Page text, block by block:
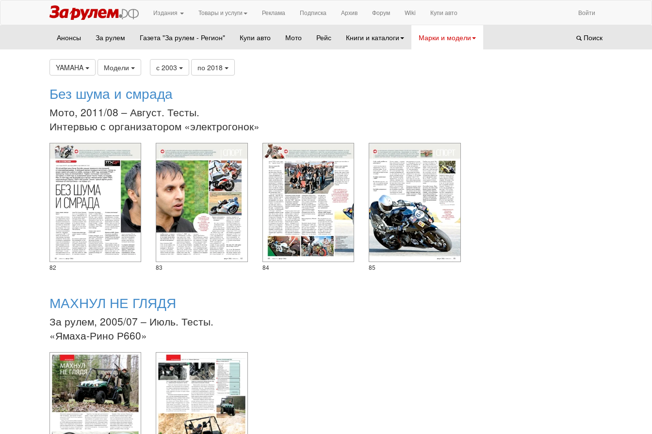
Издания Товары и услуги Реклама Подписка Архив Форум Wiki Купи авто Войти
Анонсы За рулем Газета "За рулем - Регион" Купи авто Мото Рейс Книги и каталоги Марки и модели Поиск
YAMAHA Модели с 2003 по 2018
Без шума и смрада
Мото, 2011/08 – Август. Тесты.
Интервью с организатором «электрогонок»
82 83 84 85
МАХНУЛ НЕ ГЛЯДЯ
За рулем, 2005/07 – Июль. Тесты.
«Ямаха-Рино Р660»